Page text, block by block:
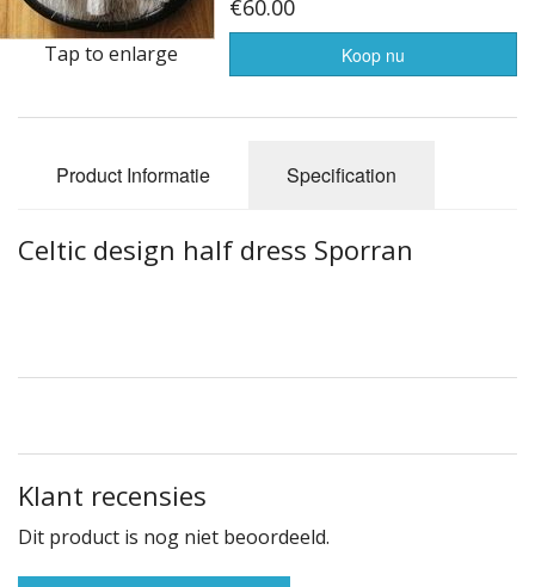
AFGEPRIJST - UITVERKOOP
Tap to enlarge
€60.00
Koop nu
Product Informatie Specification
Celtic design half dress Sporran
Klant recensies
Dit product is nog niet beoordeeld.